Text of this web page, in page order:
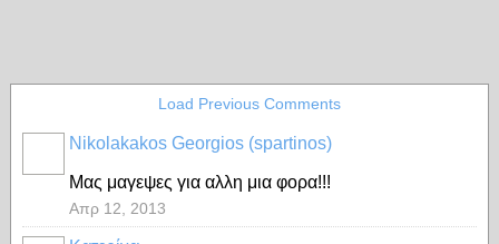
Load Previous Comments
Nikolakakos Georgios (spartinos)
Μας μαγεψες για αλλη μια φορα!!!
Απρ 12, 2013